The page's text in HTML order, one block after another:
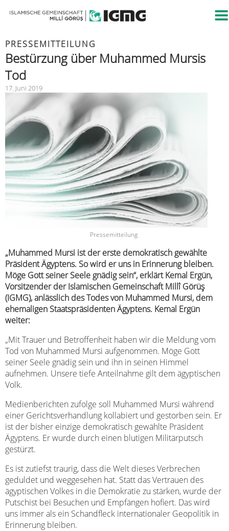
PRESSEMITTEILUNG
Bestürzung über Muhammed Mursis
Tod
17. Juni 2019
Pressemitteilung
„Muhammed Mursi ist der erste demokratisch gewählte
Präsident Ägyptens. So wird er uns in Erinnerung bleiben.
Möge Gott seiner Seele gnädig sein“, erklärt Kemal Ergün,
Vorsitzender der Islamischen Gemeinschaft Millî Görüş
(IGMG), anlässlich des Todes von Muhammed Mursi, dem
ehemaligen Staatspräsidenten Ägyptens. Kemal Ergün
weiter:
„Mit Trauer und Betroffenheit haben wir die Meldung vom
Tod von Muhammed Mursi aufgenommen. Möge Gott
seiner Seele gnädig sein und ihn in seinen Himmel
aufnehmen. Unsere tiefe Anteilnahme gilt dem ägyptischen
Volk.
Medienberichten zufolge soll Muhammed Mursi während
einer Gerichtsverhandlung kollabiert und gestorben sein. Er
ist der bisher einzige demokratisch gewählte Präsident
Ägyptens. Er wurde durch einen blutigen Militärputsch
gestürzt.
Es ist zutiefst traurig, dass die Welt dieses Verbrechen
geduldet und weggesehen hat. Statt das Vertrauen des
ägyptischen Volkes in die Demokratie zu stärken, wurde der
Putschist bei Besuchen und Empfängen hofiert. Das wird
uns immer als ein Schandfleck internationaler Geopolitik in
Erinnerung bleiben.